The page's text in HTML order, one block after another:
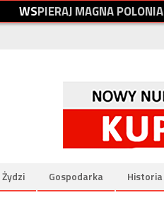
WSPIERAJMAGNAPOLONIA
Żydzi Gospodarka Historia